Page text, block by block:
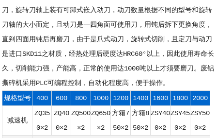
刀，旋转刀轴上装有可卸式嵌入动刀，动刀数量根据不同的型号和旋转
刀轴的大小而定，且动刀是一四角面可使用刀，用钝后拆下更换角度，
直到四面用钝后再磨刀，由于是爪式动刀，旋转式切削，且定刀与动刀
是进口SKD11之材质，经热处理后硬度达HRC60°以上，因此使用寿命长
久，切削能力强，产能高，正常的使用达1000吨以上才须要磨刀。 废铝
撕碎机采用PLC可编程控制，自动化程度高，便于操作。
规格型号
400 600 800 1000 1200 1400 1600 1800 2000
减速机
ZQ35
0×2
ZQ40
0×2
ZQ500
×2
ZQ650
×2
方箱7
50×2
方箱8
50×2
ZSY40
0×2
ZSY45
0×2
ZSY50
0×2